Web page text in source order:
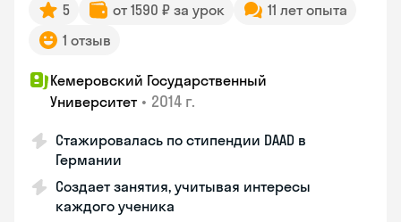
5 от 1590 ₽ за урок
11 лет опыта
1 отзыв
Кемеровский Государственный
Университет • 2014 г.
Стажировалась по стипендии DAAD в
Германии
Создает занятия, учитывая интересы
каждого ученика